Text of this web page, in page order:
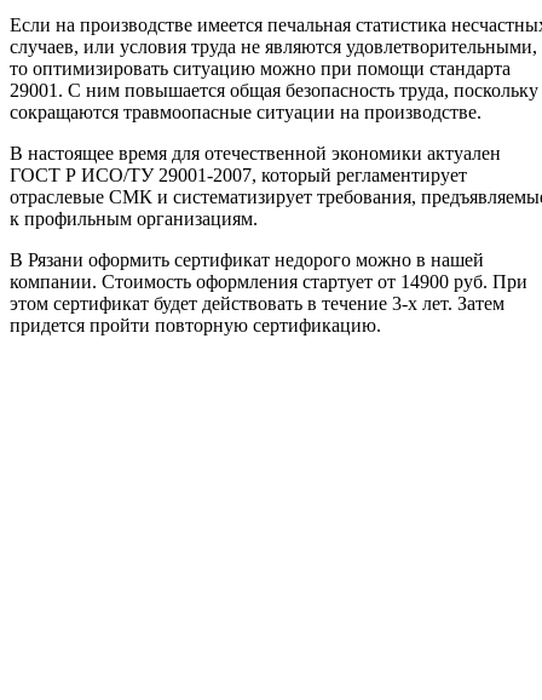
Если на производстве имеется печальная статистика
случаев, или условия труда не являются удовлетворительными,
то оптимизировать ситуацию можно при помощи стандарта
29001. С ним повышается общая безопасность труда, поскольку
сокращаются травмоопасные ситуации на производстве.
В настоящее время для отечественной экономики актуален
ГОСТ Р ИСО/ТУ 29001-2007, который регламентирует
отраслевые СМК и систематизирует требования,
к профильным организациям.
В Рязани оформить сертификат недорого можно в нашей
компании. Стоимость оформления стартует от 14900 руб. При
этом сертификат будет действовать в течение 3-х лет. Затем
придется пройти повторную сертификацию.